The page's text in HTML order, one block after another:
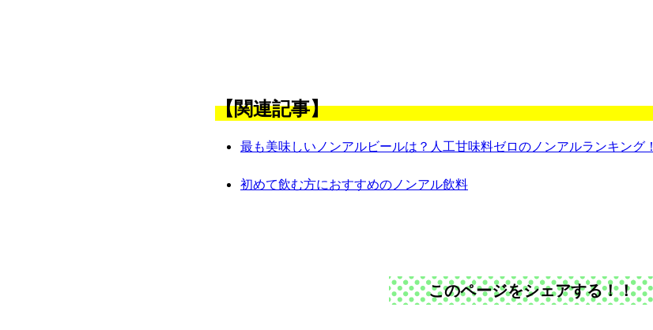
【関連記事】
最も美味しいノンアルビールは？人工甘味料ゼロのノンアルランキング！
初めて飲む方におすすめのノンアル飲料
このページをシェアする！！